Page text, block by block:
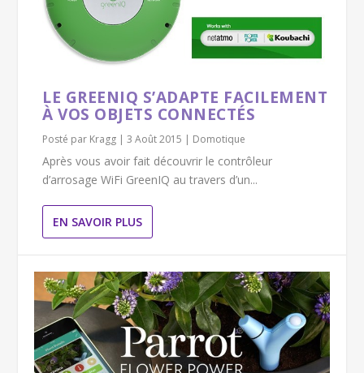
LE GREENIQ S’ADAPTE FACILEMENT
À VOS OBJETS CONNECTÉS
Posté par Kragg |3 Août 2015 | Domotique
Après vous avoir fait découvrir le contrôleur
d’arrosage WiFi GreenIQ au travers d’un...
EN SAVOIR PLUS